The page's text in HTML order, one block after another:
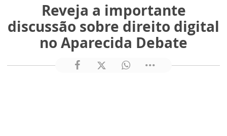
Reveja a importante
discussão sobre direito digital
no Aparecida Debate